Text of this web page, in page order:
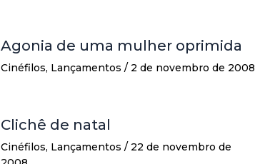
Agonia de uma mulher oprimida
Cinéfilos, Lançamentos / 2 de novembro de 2008
Clichê de natal
Cinéfilos, Lançamentos / 22 de novembro de